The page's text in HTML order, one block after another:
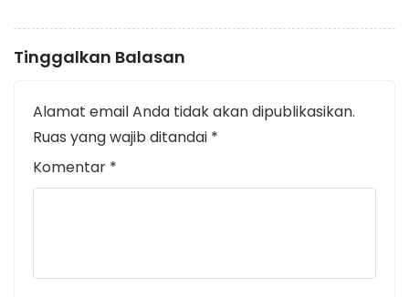
Tinggalkan Balasan
Alamat email Anda tidak akan dipublikasikan.
Ruas yang wajib ditandai *
Komentar *